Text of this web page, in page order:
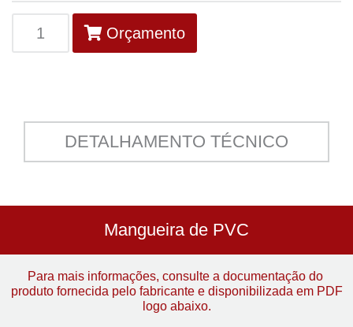
Orçamento
DETALHAMENTO TÉCNICO
Mangueira de PVC
Para mais informações, consulte a documentação do
produto fornecida pelo fabricante e disponibilizada em PDF
logo abaixo.